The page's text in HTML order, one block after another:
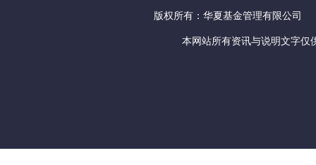
版权所有：华夏基金管理有限公司
本网站所有资讯与说明文字仅